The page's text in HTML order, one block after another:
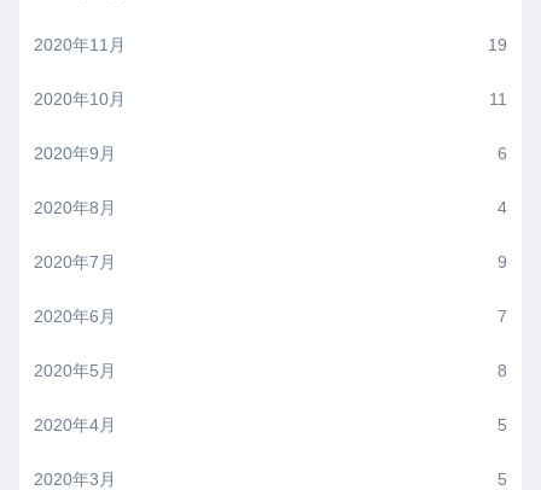
2020年11月 19
2020年10月 11
2020年9月 6
2020年8月 4
2020年7月 9
2020年6月 7
2020年5月 8
2020年4月 5
2020年3月 5